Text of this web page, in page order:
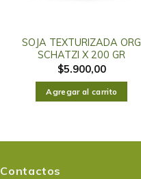
SOJA TEXTURIZADA ORG
SCHATZI X 200 GR
$5.900,00
Agregar al carrito
Contactos